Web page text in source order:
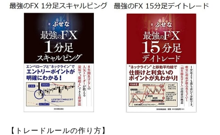
【トレードルールの作り方】